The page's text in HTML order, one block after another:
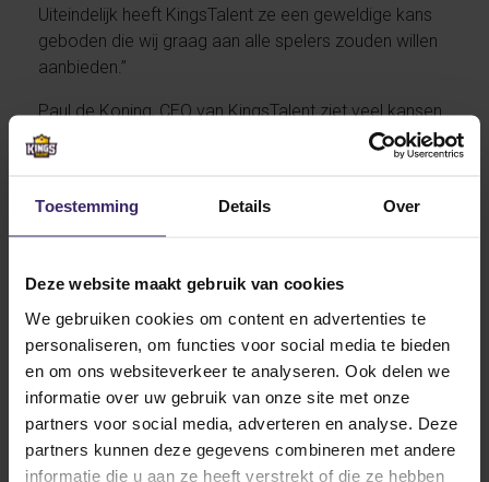
Toestemming Details Over
Deze website maakt gebruik van cookies
We gebruiken cookies om content en advertenties te
personaliseren, om functies voor social media te bieden
en om ons websiteverkeer te analyseren. Ook delen we
informatie over uw gebruik van onze site met onze
partners voor social media, adverteren en analyse. Deze
partners kunnen deze gegevens combineren met andere
informatie die u aan ze heeft verstrekt of die ze hebben
Uiteindelijk heeft KingsTalent ze een geweldige kans
geboden die wij graag aan alle spelers zouden willen
aanbieden.”
Paul de Koning, CEO van KingsTalent ziet veel kansen
in de partnership met Fortuna Sittard; “De ontwikkeling
die je maakt als ‘student-athlete’ in Amerika is
vinden tussen een talent en school is hier wel
essentieel voor. Hier ligt ook de kracht van
ervaring bieden en tegelijkertijd motiveren om voor
het uiterste te gaan, sportief en academisch. De
samenwerking met Fortuna Sittard is een prachtige
stap voor ons bedrijf.”